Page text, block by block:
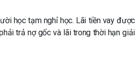
học tạm nghỉ học. Lãi tiền vay được
trả nợ gốc và lãi trong thời hạn giải